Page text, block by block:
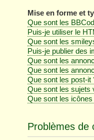
Mise en forme et
Que sont les
Puis-je utiliser le
Que sont les
Puis-je publier des
Que sont les
Que sont les
Que sont les post-it
Que sont les sujets
Que sont les
Problèmes de